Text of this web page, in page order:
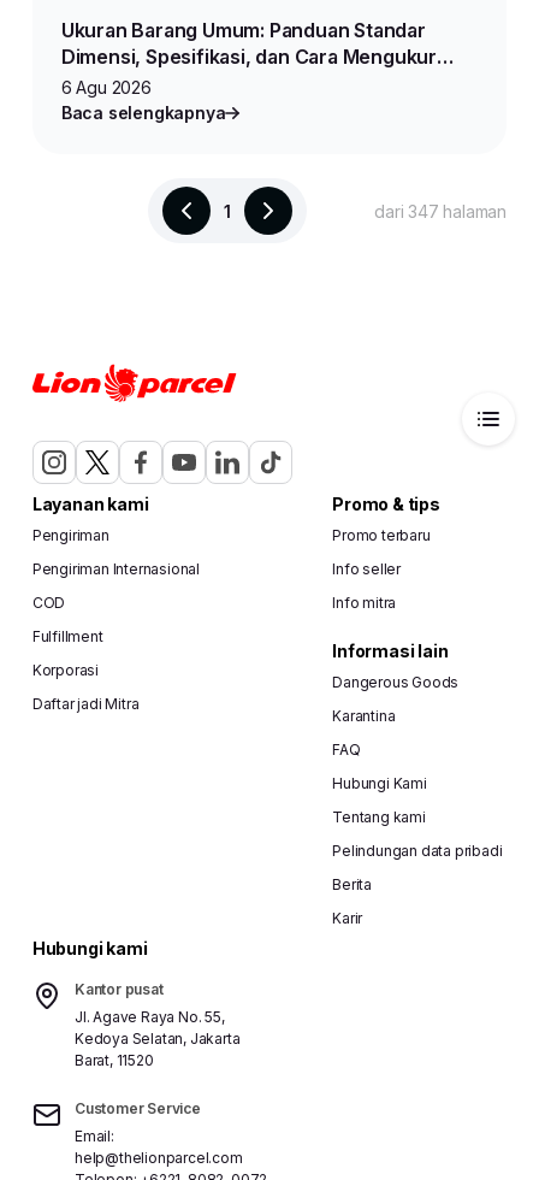
Ukuran Barang Umum: Panduan Standar
Dimensi, Spesifikasi, dan Cara Mengukur
Produk untuk Jualan Online
6 Agu 2026
Baca selengkapnya
1 dari 347 halaman
Layanan kami
Pengiriman
Pengiriman Internasional
COD
Fulfillment
Korporasi
Daftar jadi Mitra
Promo & tips
Promo terbaru
Info seller
Info mitra
Informasi lain
Dangerous Goods
Karantina
FAQ
Hubungi Kami
Tentang kami
Pelindungan data pribadi
Berita
Karir
Hubungi kami
Kantor pusat
Jl. Agave Raya No. 55,
Kedoya Selatan, Jakarta
Barat, 11520
Customer Service
Email:
help@thelionparcel.com